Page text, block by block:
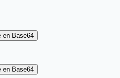
en Base64
en Base64